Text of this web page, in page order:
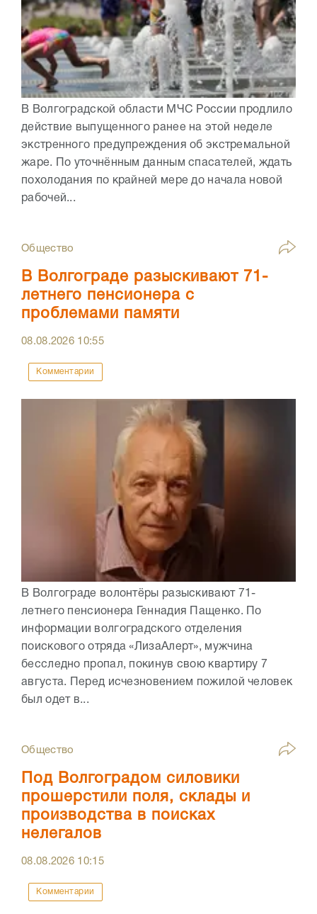
В Волгоградской области МЧС России продлило
действие выпущенного ранее на этой неделе
экстренного предупреждения об экстремальной
жаре. По уточнённым данным спасателей, ждать
похолодания по крайней мере до начала новой
рабочей...
Общество
В Волгограде разыскивают 71-
летнего пенсионера с
проблемами памяти
08.08.2026 10:55
Комментарии
В Волгограде волонтёры разыскивают 71-
летнего пенсионера Геннадия Пащенко. По
информации волгоградского отделения
поискового отряда «ЛизаАлерт», мужчина
бесследно пропал, покинув свою квартиру 7
августа. Перед исчезновением пожилой человек
был одет в...
Общество
Под Волгоградом силовики
прошерстили поля, склады и
производства в поисках
нелегалов
08.08.2026 10:15
Комментарии